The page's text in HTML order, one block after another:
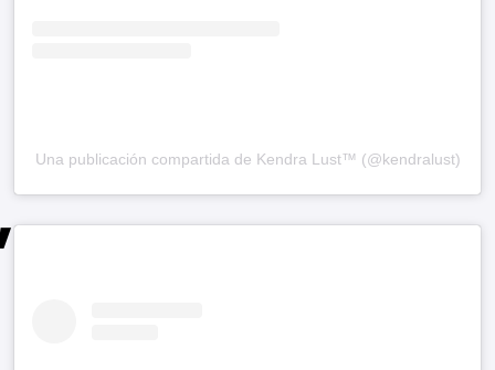
Una publicación compartida de Kendra Lust™ (@kendralust)